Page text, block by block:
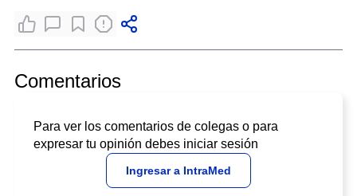
Comentarios
Para ver los comentarios de colegas o para
expresar tu opinión debes iniciar sesión
Ingresar a IntraMed